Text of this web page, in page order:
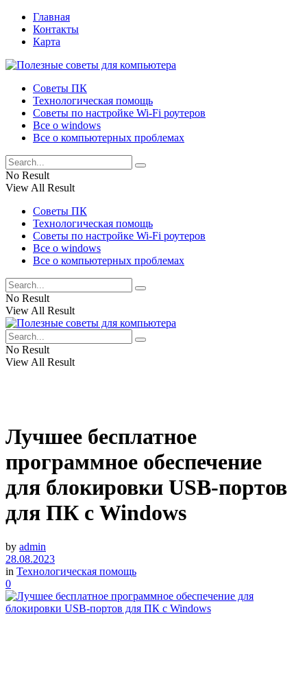
Главная
Контакты
Карта
Советы ПК
Технологическая помощь
Советы по настройке Wi-Fi роутеров
Все о windows
Все о компьютерных проблемах
No Result
View All Result
Советы ПК
Технологическая помощь
Советы по настройке Wi-Fi роутеров
Все о windows
Все о компьютерных проблемах
No Result
View All Result
No Result
View All Result
Лучшее бесплатное
программное обеспечение
для блокировки USB-портов
для ПК с Windows
by admin
28.08.2023
in Технологическая помощь
0